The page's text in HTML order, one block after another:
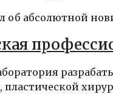
об абсолютной